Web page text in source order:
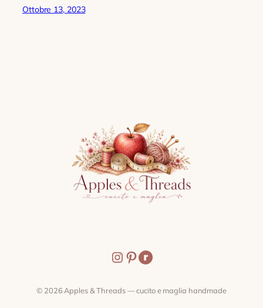
Ottobre 13, 2023
Instagram
Pinterest
Icona condividi
© 2026 Apples & Threads — cucito e maglia handmade